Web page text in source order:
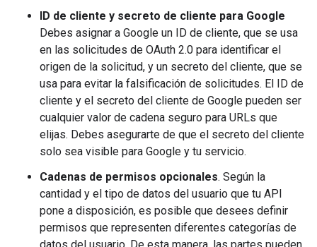
ID de cliente y secreto de cliente para Google
Debes asignar a Google un ID de cliente, que se usa
en las solicitudes de OAuth 2.0 para identificar el
origen de la solicitud, y un secreto del cliente, que se
usa para evitar la falsificación de solicitudes. El ID de
cliente y el secreto del cliente de Google pueden ser
cualquier valor de cadena seguro para URLs que
elijas. Debes asegurarte de que el secreto del cliente
solo sea visible para Google y tu servicio.
Cadenas de permisos opcionales. Según la
cantidad y el tipo de datos del usuario que tu API
pone a disposición, es posible que desees definir
permisos que representen diferentes categorías de